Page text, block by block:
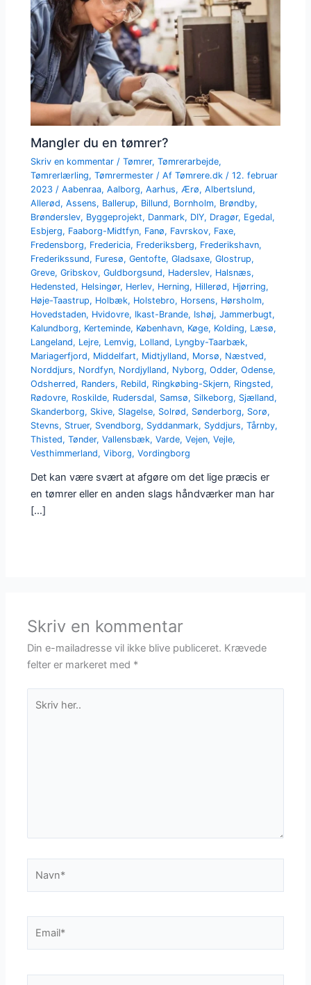
Mangler du en tømrer?
Skriv en kommentar /Tømrer,Tømrerarbejde,
Tømrerlærling,Tømrermester / AfTømrere.dk /12. februar
2023 /Aabenraa,Aalborg,Aarhus, Ærø,Albertslund,
Allerød,Assens, Ballerup, Billund, Bornholm, Brøndby,
Brønderslev, Byggeprojekt, Danmark, DIY, Dragør, Egedal,
Esbjerg, Faaborg-Midtfyn, Fanø, Favrskov, Faxe,
Fredensborg, Fredericia, Frederiksberg, Frederikshavn,
Frederikssund, Furesø,Gentofte,Gladsaxe,Glostrup,
Greve,Gribskov,Guldborgsund, Haderslev, Halsnæs,
Hedensted, Helsingør, Herlev, Herning, Hillerød, Hjørring,
Høje-Taastrup, Holbæk, Holstebro, Horsens, Hørsholm,
Hovedstaden, Hvidovre, Ikast-Brande, Ishøj,Jammerbugt,
Kalundborg, Kerteminde, København, Køge, Kolding, Læsø,
Langeland, Lejre, Lemvig, Lolland, Lyngby-Taarbæk,
Mariagerfjord, Middelfart, Midtjylland, Morsø, Næstved,
Norddjurs, Nordfyn, Nordjylland, Nyborg,Odder,Odense,
Odsherred, Randers, Rebild, Ringkøbing-Skjern, Ringsted,
Rødovre, Roskilde, Rudersdal, Samsø, Silkeborg, Sjælland,
Skanderborg, Skive, Slagelse, Solrød, Sønderborg, Sorø,
Stevns, Struer, Svendborg, Syddanmark, Syddjurs,Tårnby,
Thisted,Tønder,Vallensbæk,Varde,Vejen,Vejle,
Vesthimmerland,Viborg,Vordingborg
Det kan være svært at afgøre om det lige præcis er
en tømrer eller en anden slags håndværker man har
[…]
Skriv en kommentar
Din e-mailadresse vil ikke blive publiceret. Krævede
felter er markeret med *
her..